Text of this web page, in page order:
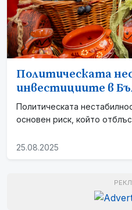
Политическата
инвестициите в
Политическата
основен риск, който
25.08.2025